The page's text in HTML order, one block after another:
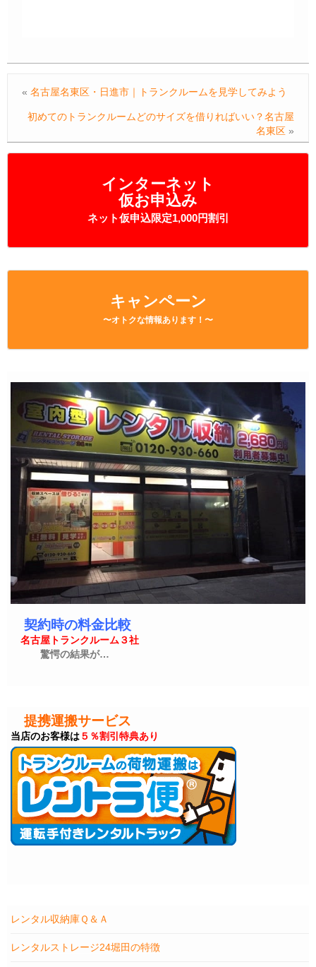
インターネット
仮お申込み
ネット仮申込限定1,000円割引
キャンペーン
〜オトクな情報あります！〜
契約時の料金比較
名古屋トランクルーム３社
驚愕の結果が…
提携運搬サービス
当店のお客様は５％割引特典あり
レンタル収納庫Ｑ＆Ａ
レンタルストレージ24堀田の特徴
« 名古屋名東区・日進市｜トランクルームを見学してみよう
初めてのトランクルームどのサイズを借りればいい？名古屋
名東区 »